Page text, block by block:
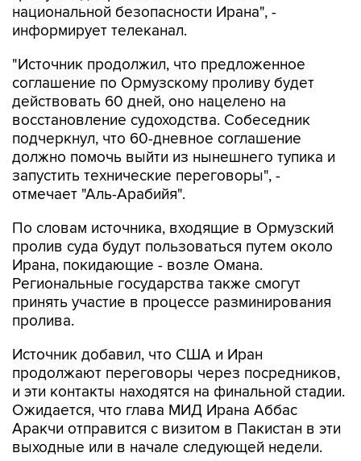
национальной безопасности Ирана", -
информирует телеканал.
"Источник продолжил, что предложенное
соглашение по Ормузскому проливу будет
действовать 60 дней, оно нацелено на
восстановление судоходства. Собеседник
подчеркнул, что 60-дневное соглашение
должно помочь выйти из нынешнего тупика и
запустить технические переговоры", -
отмечает "Аль-Арабийя".
По словам источника, входящие в Ормузский
пролив суда будут пользоваться путем около
Ирана, покидающие - возле Омана.
Региональные государства также смогут
принять участие в процессе разминирования
пролива.
Источник добавил, что США и Иран
продолжают переговоры через посредников,
и эти контакты находятся на финальной стадии.
Ожидается, что глава МИД Ирана Аббас
Аракчи отправится с визитом в Пакистан в эти
выходные или в начале следующей недели.